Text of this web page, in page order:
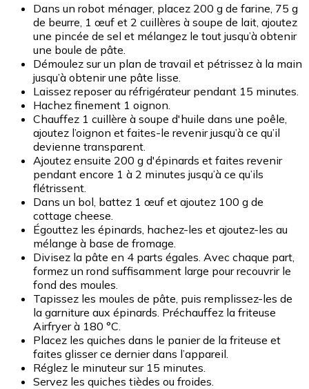
Dans un robot ménager, placez 200 g de farine, 75 g
de beurre, 1 œuf et 2 cuillères à soupe de lait, ajoutez
une pincée de sel et mélangez le tout jusqu’à obtenir
une boule de pâte.
Démoulez sur un plan de travail et pétrissez à la main
jusqu’à obtenir une pâte lisse.
Laissez reposer au réfrigérateur pendant 15 minutes.
Hachez finement 1 oignon.
Chauffez 1 cuillère à soupe d'huile dans une poêle,
ajoutez l’oignon et faites-le revenir jusqu’à ce qu’il
devienne transparent.
Ajoutez ensuite 200 g d'épinards et faites revenir
pendant encore 1 à 2 minutes jusqu’à ce qu’ils
flétrissent.
Dans un bol, battez 1 œuf et ajoutez 100 g de
cottage cheese.
Égouttez les épinards, hachez-les et ajoutez-les au
mélange à base de fromage.
Divisez la pâte en 4 parts égales. Avec chaque part,
formez un rond suffisamment large pour recouvrir le
fond des moules.
Tapissez les moules de pâte, puis remplissez-les de
la garniture aux épinards. Préchauffez la friteuse
Airfryer à 180 °C.
Placez les quiches dans le panier de la friteuse et
faites glisser ce dernier dans l’appareil.
Réglez le minuteur sur 15 minutes.
Servez les quiches tièdes ou froides.